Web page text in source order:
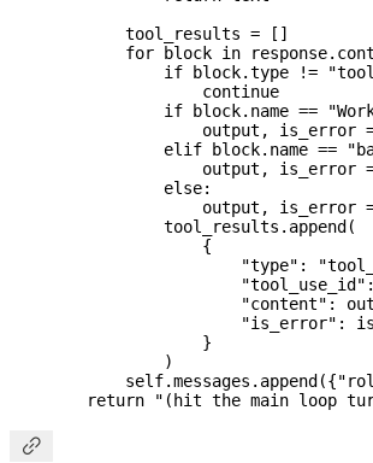
            tool_results
= []
            for
block in
                if
block.type !=
                    continue
                if
block.name ==
                    output, is_error
                elif
block.name ==
                    output, is_error
                else
:
                    output, is_error
                tool_results.append(
                    {
                        "type"
:
                        "tool_use_id"
                        "content"
:
                        "is_error"
:
                    }
                )
            self
.messages.append({
        return
"(hit the main loop
